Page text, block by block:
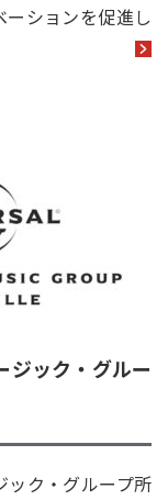
ーションを促進し
ジック・グルー
ック・グループ所